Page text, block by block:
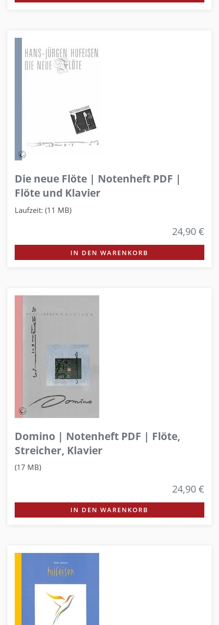
Die neue Flöte | Notenheft PDF |
Flöte und Klavier
Laufzeit: (11 MB)
24,90 €
IN DEN WARENKORB
Domino | Notenheft PDF | Flöte,
Streicher, Klavier
(17 MB)
24,90 €
IN DEN WARENKORB